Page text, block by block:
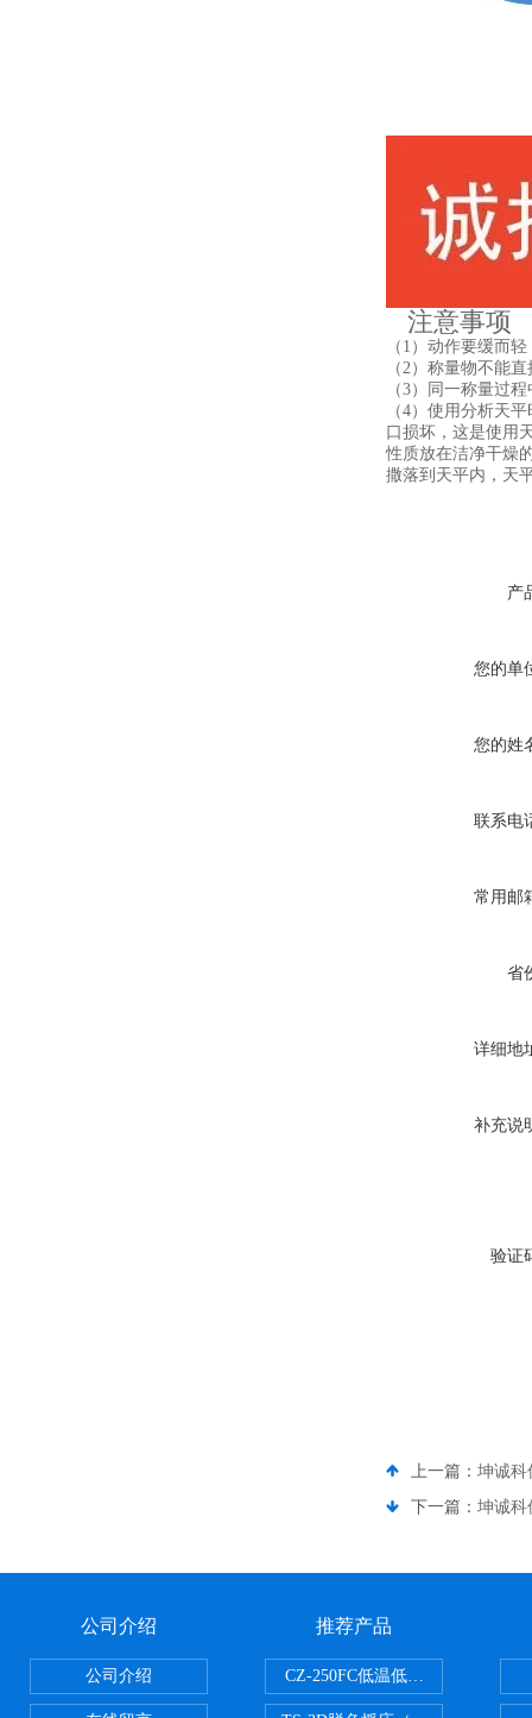
注意事项
（1）动作要缓而
（2）称量物不能
（3）同一称量过
（4）使用分析天
口损坏，这是使用
性质放在洁净干燥
撒落到天平内，天
产
您的单
您的姓
联系电
常用邮
省
详细地
补充说
验证
上一篇： 坤诚科
下一篇： 坤诚科
公司介绍
公司介绍
推荐产品
CZ-250FC低温低湿种子储藏柜